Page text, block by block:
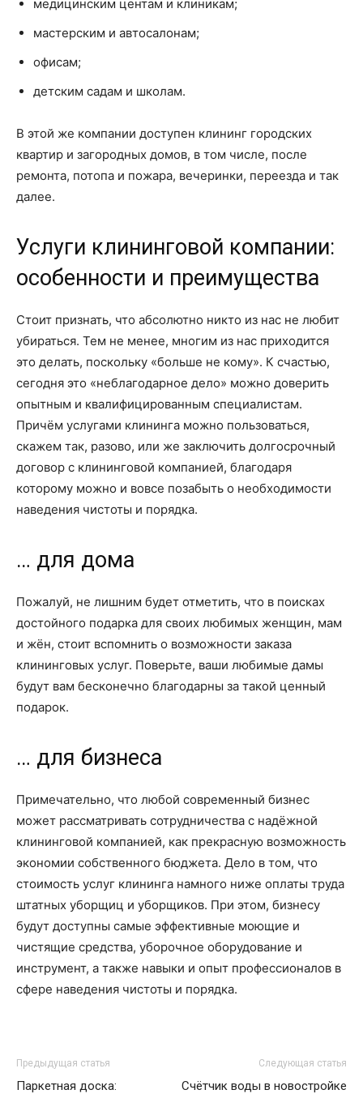
медицинским центам и клиникам;
мастерским и автосалонам;
офисам;
детским садам и школам.
В этой же компании доступен клининг городских
квартир и загородных домов, в том числе, после
ремонта, потопа и пожара, вечеринки, переезда и так
далее.
Услуги клининговой компании:
особенности и преимущества
Стоит признать, что абсолютно никто из нас не любит
убираться. Тем не менее, многим из нас приходится
это делать, поскольку «больше не кому». К счастью,
сегодня это «неблагодарное дело» можно доверить
опытным и квалифицированным специалистам.
Причём услугами клининга можно пользоваться,
скажем так, разово, или же заключить долгосрочный
договор с клининговой компанией, благодаря
которому можно и вовсе позабыть о необходимости
наведения чистоты и порядка.
… для дома
Пожалуй, не лишним будет отметить, что в поисках
достойного подарка для своих любимых женщин, мам
и жён, стоит вспомнить о возможности заказа
клининговых услуг. Поверьте, ваши любимые дамы
будут вам бесконечно благодарны за такой ценный
подарок.
… для бизнеса
Примечательно, что любой современный бизнес
может рассматривать сотрудничества с надёжной
клининговой компанией, как прекрасную возможность
экономии собственного бюджета. Дело в том, что
стоимость услуг клининга намного ниже оплаты труда
штатных уборщиц и уборщиков. При этом, бизнесу
будут доступны самые эффективные моющие и
чистящие средства, уборочное оборудование и
инструмент, а также навыки и опыт профессионалов в
сфере наведения чистоты и порядка.
Предыдущая статья
Паркетная доска:
Следующая статья
Счётчик воды в новостройке